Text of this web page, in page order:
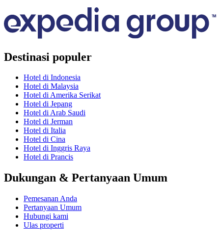
Destinasi populer
Hotel di Indonesia
Hotel di Malaysia
Hotel di Amerika Serikat
Hotel di Jepang
Hotel di Arab Saudi
Hotel di Jerman
Hotel di Italia
Hotel di Cina
Hotel di Inggris Raya
Hotel di Prancis
Dukungan & Pertanyaan Umum
Pemesanan Anda
Pertanyaan Umum
Hubungi kami
Ulas properti